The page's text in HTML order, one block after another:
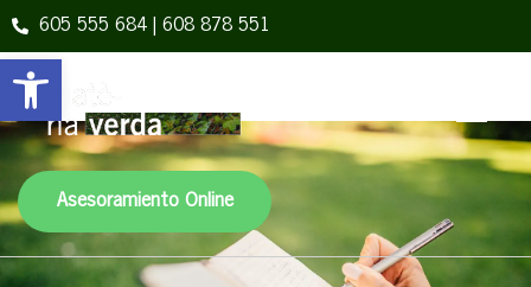
Obre la barra d'eines
605 555 684 | 608 878 551
Asesoramiento Online